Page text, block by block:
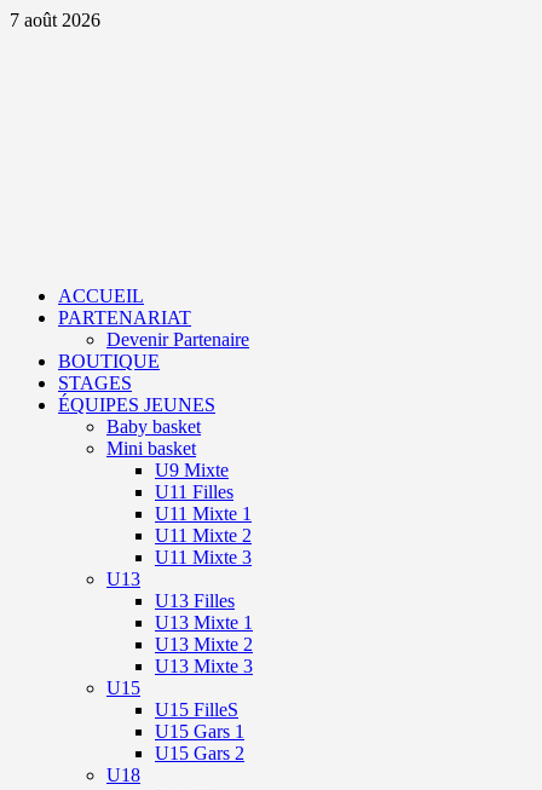
Aller
7 août 2026
ACCUEIL
PARTENARIAT
Devenir Partenaire
BOUTIQUE
STAGES
ÉQUIPES JEUNES
Baby basket
Mini basket
U9 Mixte
U11 Filles
U11 Mixte 1
U11 Mixte 2
U11 Mixte 3
U13
U13 Filles
U13 Mixte 1
U13 Mixte 2
U13 Mixte 3
U15
U15 FilleS
U15 Gars 1
U15 Gars 2
U18